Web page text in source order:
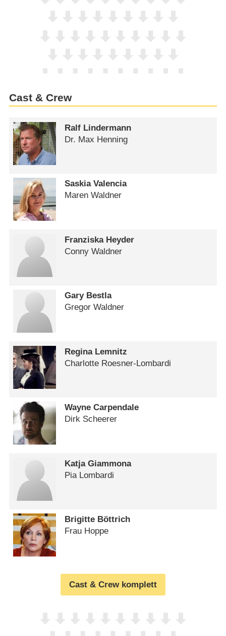
Cast & Crew
Ralf Lindermann
Dr. Max Henning
Saskia Valencia
Maren Waldner
Franziska Heyder
Conny Waldner
Gary Bestla
Gregor Waldner
Regina Lemnitz
Charlotte Roesner-Lombardi
Wayne Carpendale
Dirk Scheerer
Katja Giammona
Pia Lombardi
Brigitte Böttrich
Frau Hoppe
Cast & Crew komplett